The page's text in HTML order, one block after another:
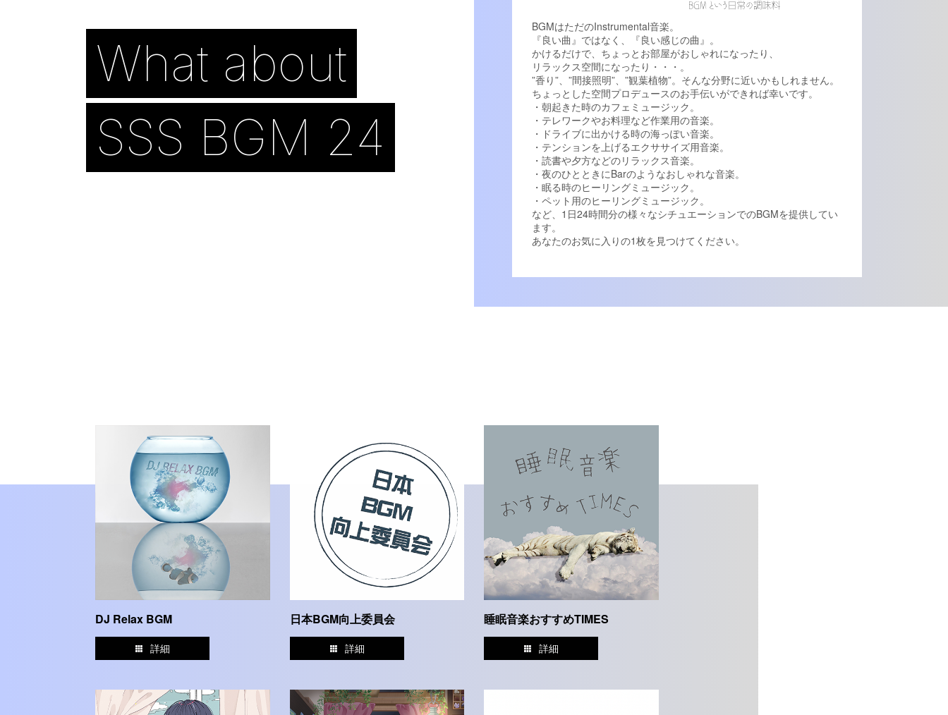
What about
SSS BGM 24
BGMはただのInstrumental音楽。
『良い曲』ではなく、『良い感じの曲』。
かけるだけで、ちょっとお部屋がおしゃれになったり、
リラックス空間になったり・・・。
”香り”、”間接照明”、”観葉植物”。そんな分野に近いかもしれません。
ちょっとした空間プロデュースのお手伝いができれば幸いです。
・朝起きた時のカフェミュージック。
・テレワークやお料理など作業用の音楽。
・ドライブに出かける時の海っぽい音楽。
・テンションを上げるエクササイズ用音楽。
・読書や夕方などのリラックス音楽。
・夜のひとときにBarのようなおしゃれな音楽。
・眠る時のヒーリングミュージック。
・ペット用のヒーリングミュージック。
など、1日24時間分の様々なシチュエーションでのBGMを提供してい
ます。
あなたのお気に入りの1枚を見つけてください。
DJ Relax BGM
詳細
日本BGM向上委員会
詳細
睡眠音楽おすすめTIMES
詳細